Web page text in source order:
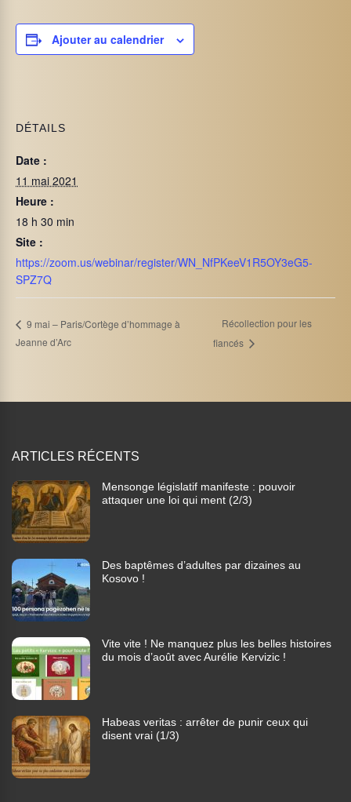
Ajouter au calendrier
DÉTAILS
Date :
11 mai 2021
Heure :
18 h 30 min
Site :
https://zoom.us/webinar/register/WN_NfPKeeV1R5OY3eG5-
SPZ7Q
9 mai – Paris/Cortège d’hommage à
Jeanne d’Arc
Récollection pour les
fiancés
ARTICLES RÉCENTS
Mensonge législatif manifeste : pouvoir
attaquer une loi qui ment (2/3)
Des baptêmes d’adultes par dizaines au
Kosovo !
Vite vite ! Ne manquez plus les belles histoires
du mois d’août avec Aurélie Kervizic !
Habeas veritas : arrêter de punir ceux qui
disent vrai (1/3)